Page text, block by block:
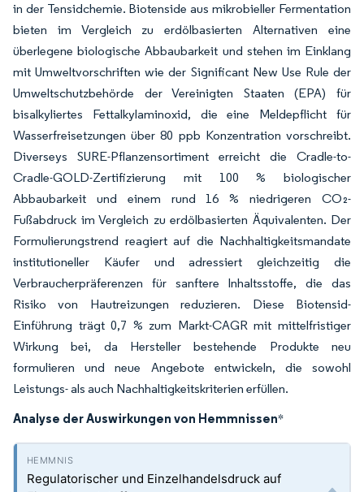
in der Tensidchemie. Biotenside aus mikrobieller Fermentation
bieten im Vergleich zu erdölbasierten Alternativen eine
überlegene biologische Abbaubarkeit und stehen im Einklang
mit Umweltvorschriften wie der Significant New Use Rule der
Umweltschutzbehörde der Vereinigten Staaten (EPA) für
bisalkyliertes Fettalkylaminoxid, die eine Meldepflicht für
Wasserfreisetzungen über 80 ppb Konzentration vorschreibt.
Diverseys SURE-Pflanzensortiment erreicht die Cradle-to-
Cradle-GOLD-Zertifizierung mit 100 % biologischer
Abbaubarkeit und einem rund 16 % niedrigeren CO₂-
Fußabdruck im Vergleich zu erdölbasierten Äquivalenten. Der
Formulierungstrend reagiert auf die Nachhaltigkeitsmandate
institutioneller Käufer und adressiert gleichzeitig die
Verbraucherpräferenzen für sanftere Inhaltsstoffe, die das
Risiko von Hautreizungen reduzieren. Diese Biotensid-
Einführung trägt 0,7 % zum Markt-CAGR mit mittelfristiger
Wirkung bei, da Hersteller bestehende Produkte neu
formulieren und neue Angebote entwickeln, die sowohl
Leistungs- als auch Nachhaltigkeitskriterien erfüllen.
Analyse der Auswirkungen von Hemmnissen*
Regulatorischer und Einzelhandelsdruck auf